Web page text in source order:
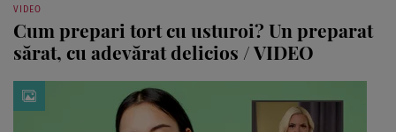
VIDEO
Cum prepari tort cu usturoi? Un preparat
sărat, cu adevărat delicios / VIDEO